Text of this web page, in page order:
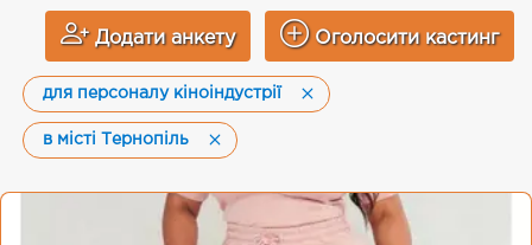
Додати анкету Оголосити кастинг
для персоналу кіноіндустрії
в місті Тернопіль